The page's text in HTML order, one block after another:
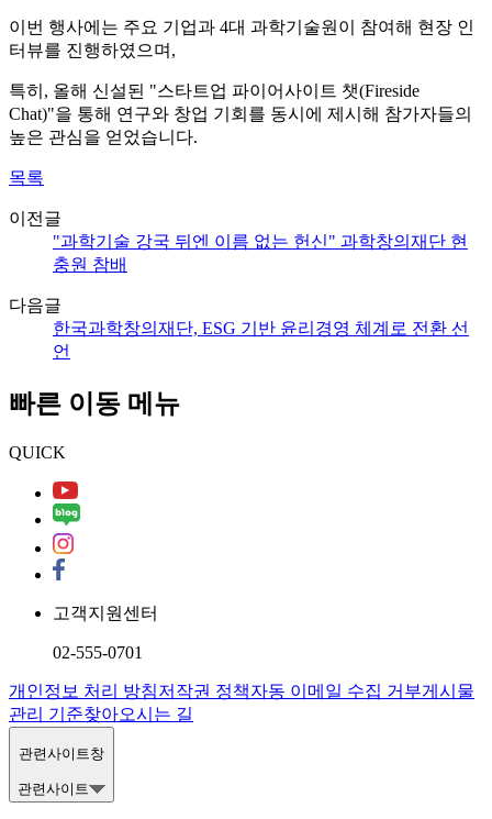
이번 행사에는 주요 기업과 4대 과학기술원이 참여해 현장 인
터뷰를 진행하였으며,
특히, 올해 신설된 "스타트업 파이어사이트 챗(Fireside
Chat)"을 통해 연구와 창업 기회를 동시에 제시해 참가자들의
높은 관심을 얻었습니다.
목록
이전글
"과학기술 강국 뒤엔 이름 없는 헌신" 과학창의재단 현
충원 참배
다음글
한국과학창의재단, ESG 기반 윤리경영 체계로 전환 선
언
빠른 이동 메뉴
QUICK
고객지원센터
02-555-0701
개인정보 처리 방침저작권 정책자동 이메일 수집 거부게시물
관리 기준찾아오시는 길
관련사이트창
관련사이트